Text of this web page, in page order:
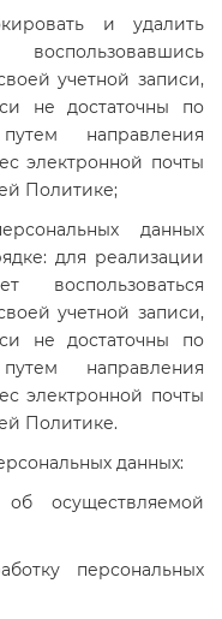
и удалить
учетной записи,
не достаточны по
направления
электронной почты
Политике;
данных
для реализации
учетной записи,
не достаточны по
направления
электронной почты
Политике.
данных:
осуществляемой
персональных